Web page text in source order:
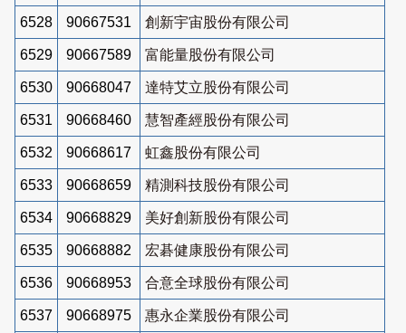
6528 90667531 創新宇宙股份有限公司
6529 90667589 富能量股份有限公司
6530 90668047 達特艾立股份有限公司
6531 90668460 慧智產經股份有限公司
6532 90668617 虹鑫股份有限公司
6533 90668659 精測科技股份有限公司
6534 90668829 美好創新股份有限公司
6535 90668882 宏碁健康股份有限公司
6536 90668953 合意全球股份有限公司
6537 90668975 惠永企業股份有限公司